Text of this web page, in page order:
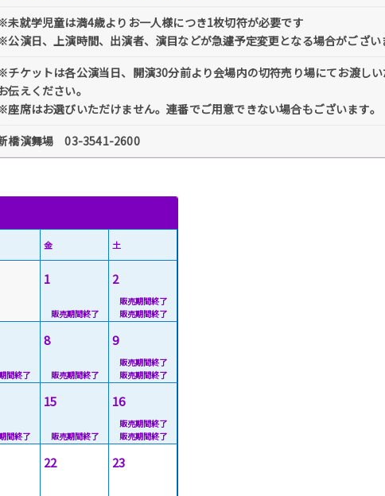
未就学児童は満4歳よりお一人様につき1枚切符が必要です
公演日、上演時間、出演者、演目などが急遽予定変更となる場合がござ
チケットは各公演当日、開演30分前より会場内の切符売り場にてお渡し
伝えください。
座席はお選びいただけません。連番でご用意できない場合もございます｡
橋演舞場 03-3541-2600
金 土
1 2
8 9
15 16
22 23